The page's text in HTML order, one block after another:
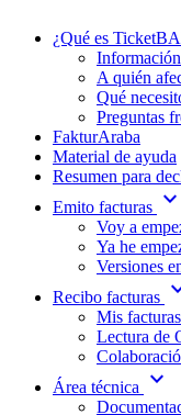
¿Qué es
A quién
Qué
Preguntas
FakturAraba
Material de ayuda
Resumen para
Emito facturas expand_more
Voy a
Ya he
Versiones
Recibo facturas
Mis facturas
Lectura de
Área técnica
expand_more